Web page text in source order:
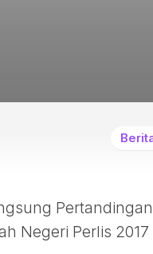
Pertandingan
Negeri Perlis 2017